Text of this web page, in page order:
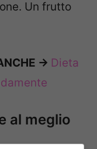
Un frutto
-> Dieta
al meglio